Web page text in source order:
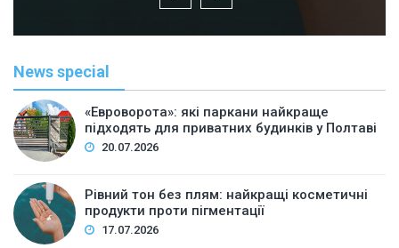
News special
«Евроворота»: які паркани найкраще
підходять для приватних будинків у Полтаві
20.07.2026
Рівний тон без плям: найкращі косметичні
продукти проти пігментації
17.07.2026